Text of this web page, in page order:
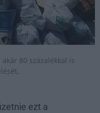
80 százalékkal is
ezt a